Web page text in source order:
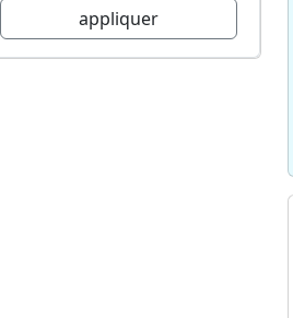
Dyson (5)
Rosieres (5)
appliquer